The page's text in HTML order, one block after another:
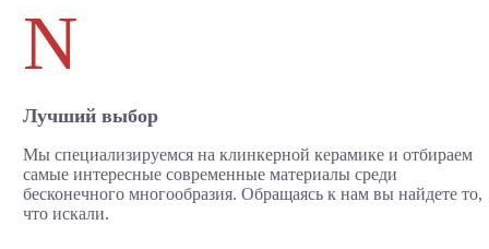
N
Лучший выбор
Мы специализируемся на клинкерной керамике и отбираем
самые интересные современные материалы среди
бесконечного многообразия. Обращаясь к нам вы найдете то,
что искали.